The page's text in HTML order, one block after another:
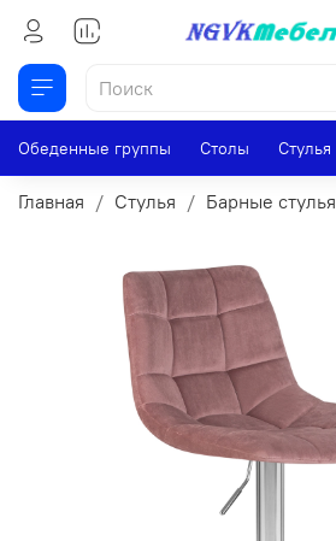
Обеденные группы Столы Стулья
Главная Стулья Барные стулья